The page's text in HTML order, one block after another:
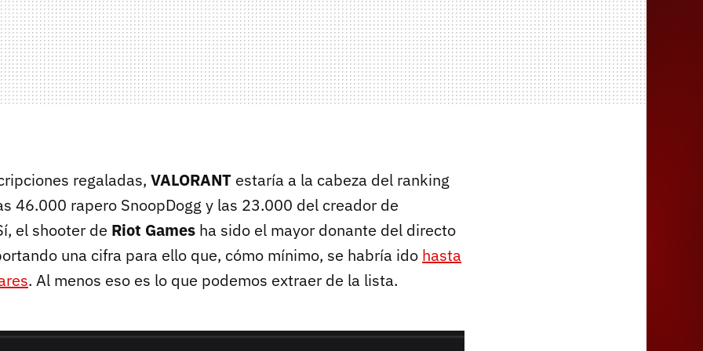
regaladas, VALORANT estaría a la cabeza del ranking
46.000 rapero SnoopDogg y las 23.000 del creador de
el shooter de Riot Games ha sido el mayor donante del directo
una cifra para ello que, cómo mínimo, se habría ido hasta
. Al menos eso es lo que podemos extraer de la lista.